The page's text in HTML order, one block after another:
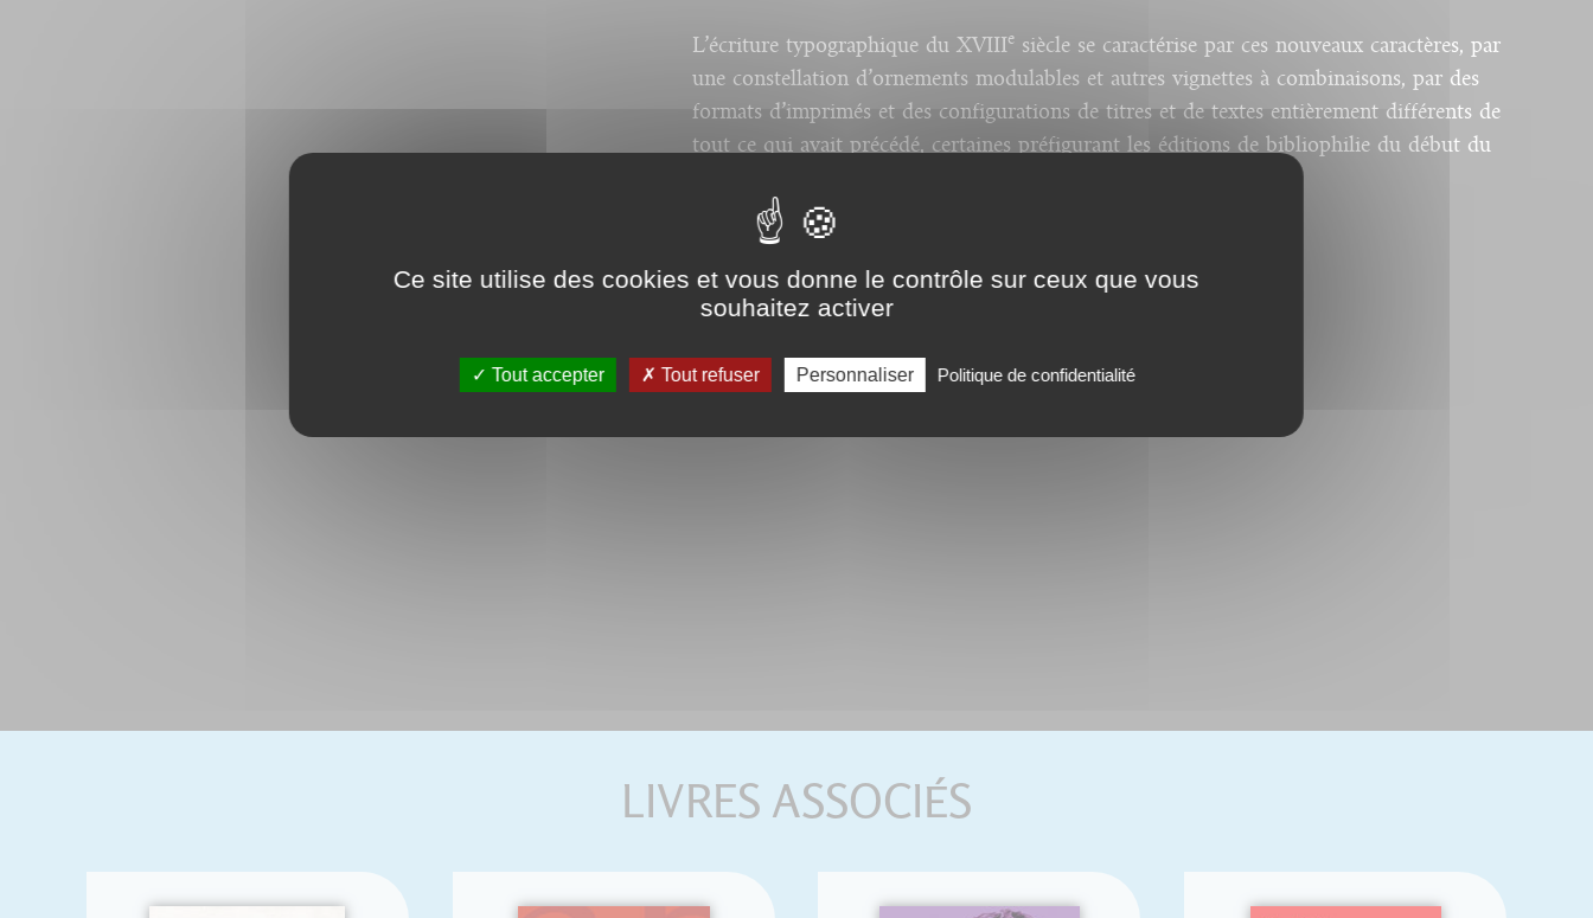
L’écriture typographique du XVIIIesiècle se caractérise par ces nouveaux caractères, par
une constellation d’ornements modulables et autres vignettes à combinaisons, par des
formats d’imprimés et des configurations de titres et de textes entièrement différents de
tout ce qui avait précédé, certaines préfigurant les éditions de bibliophilie du début du
LIVRES ASSOCIÉS
Ce site utilise des cookies et vous donne le contrôle sur ceux que vous
souhaitez activer
Tout accepter Tout refuser Personnaliser Politique de confidentialité